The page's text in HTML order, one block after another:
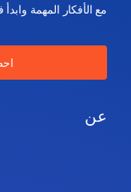
مع الأفكار المهمة
عن